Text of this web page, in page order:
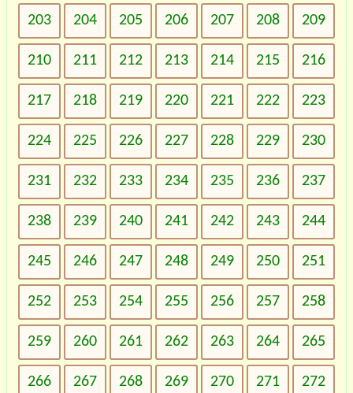
203 204 205 206 207 208 209
210 211 212 213 214 215 216
217 218 219 220 221 222 223
224 225 226 227 228 229 230
231 232 233 234 235 236 237
238 239 240 241 242 243 244
245 246 247 248 249 250 251
252 253 254 255 256 257 258
259 260 261 262 263 264 265
266 267 268 269 270 271 272